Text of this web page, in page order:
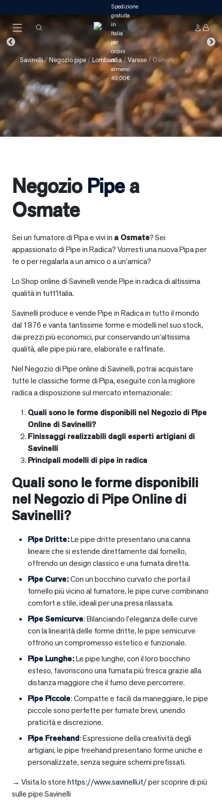
Savinelli/ Negozio pipe/Lombardia/Varese /Osmate
Negozio Pipea
Osmate
Sei un fumatore di Pipa e vivi in a Osmate? Sei
appassionato di Pipe in Radica? Vorresti una nuova Pipa per
te o per regalarla a un amico o a un’amica?
Lo Shop online di Savinelli vende Pipe in radica di altissima
qualità in tutt’Italia.
Savinelli produce e vende Pipe in Radica in tutto il mondo
dal 1876 e vanta tantissime forme e modelli nel suo stock,
dai prezzi più economici, pur conservando un’altissima
qualità, alle pipe più rare, elaborate e raffinate.
Nel Negozio di Pipe online di Savinelli, potrai acquistare
tutte le classiche forme di Pipa, eseguite con la migliore
radica a disposizione sul mercato internazionale:
Quali sono le forme disponibili nel Negozio di Pipe
Online di Savinelli?
Finissaggi realizzabili dagli esperti artigiani di
Savinelli
Principali modelli di pipe in radica
Quali sono le forme disponibili
nel Negozio di Pipe Online di
Savinelli?
Pipe Dritte:Le pipe dritte presentano una canna
lineare che si estende direttamente dal fornello,
offrendo un design classico e una fumata diretta.
Pipe Curve:Con un bocchino curvato che porta il
fornello più vicino al fumatore, le pipe curve combinano
comfort e stile, ideali per una presa rilassata.
Pipe Semicurve: Bilanciando l’eleganza delle curve
con la linearità delle forme dritte, le pipe semicurve
offrono un compromesso estetico e funzionale.
Pipe Lunghe:Le pipe lunghe, con il loro bocchino
esteso, favoriscono una fumata più fresca grazie alla
distanza maggiore che il fumo deve percorrere.
Pipe Piccole: Compatte e facili da maneggiare, le pipe
piccole sono perfette per fumate brevi, unendo
praticità e discrezione.
Pipe Freehand: Espressione della creatività degli
artigiani, le pipe freehand presentano forme uniche e
personalizzate, senza seguire schemi prefissati.
→ Visita lo storehttps://www.savinelli.it/per scoprire di più
sulle pipe Savinelli